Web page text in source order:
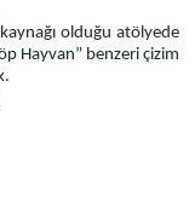
olduğu atölyede
Hayvan” benzeri çizim